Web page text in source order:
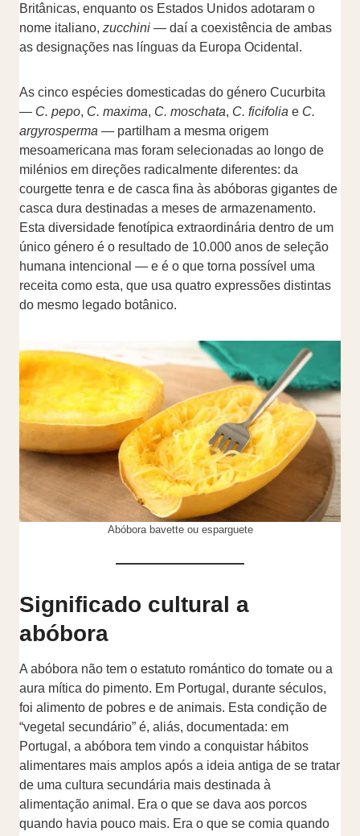
Britânicas, enquanto os Estados Unidos adotaram o
nome italiano, zucchini — daí a coexistência de ambas
as designações nas línguas da Europa Ocidental.
As cinco espécies domesticadas do género Cucurbita
— C. pepo, C. maxima, C. moschata, C. ficifolia e C.
argyrosperma — partilham a mesma origem
mesoamericana mas foram selecionadas ao longo de
milénios em direções radicalmente diferentes: da
courgette tenra e de casca fina às abóboras gigantes de
casca dura destinadas a meses de armazenamento.
Esta diversidade fenotípica extraordinária dentro de um
único género é o resultado de 10.000 anos de seleção
humana intencional — e é o que torna possível uma
receita como esta, que usa quatro expressões distintas
do mesmo legado botânico.
Abóbora bavette ou esparguete
Significado cultural a
abóbora
A abóbora não tem o estatuto romántico do tomate ou a
aura mítica do pimento. Em Portugal, durante séculos,
foi alimento de pobres e de animais. Esta condição de
“vegetal secundário” é, aliás, documentada: em
Portugal, a abóbora tem vindo a conquistar hábitos
alimentares mais amplos após a ideia antiga de se tratar
de uma cultura secundária mais destinada à
alimentação animal. Era o que se dava aos porcos
quando havia pouco mais. Era o que se comia quando